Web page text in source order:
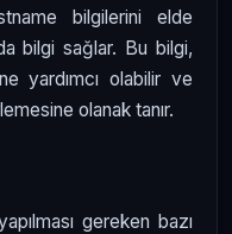
bilgilerini elde
bilgi sağlar. Bu bilgi,
yardımcı olabilir ve
olanak tanır.
gereken bazı